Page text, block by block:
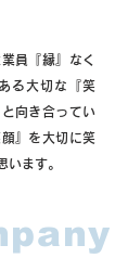
員『縁』なく
る大切な『笑
向き合ってい
』を大切に笑
います。